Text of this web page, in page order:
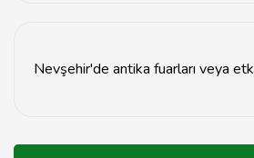
Nevşehir'de antika fuarları veya
etkinlikler düzenlenmektedir; bu